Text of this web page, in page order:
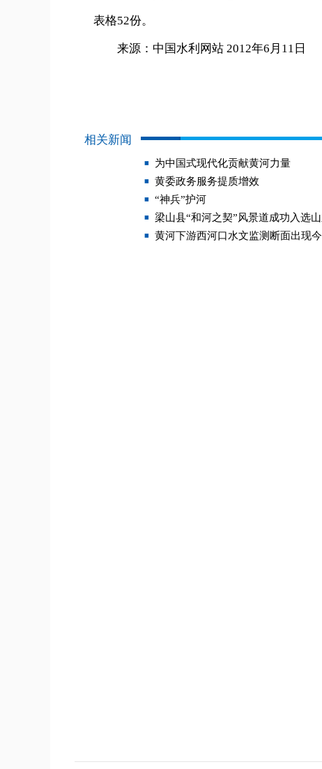
表格52份。
来源：中国水利网站 2012年6月11日
相关新闻
为中国式现代化贡献黄河力量
黄委政务服务提质增效
“神兵”护河
梁山县“和河之契”风景道成功入选
黄河下游西河口水文监测断面出现